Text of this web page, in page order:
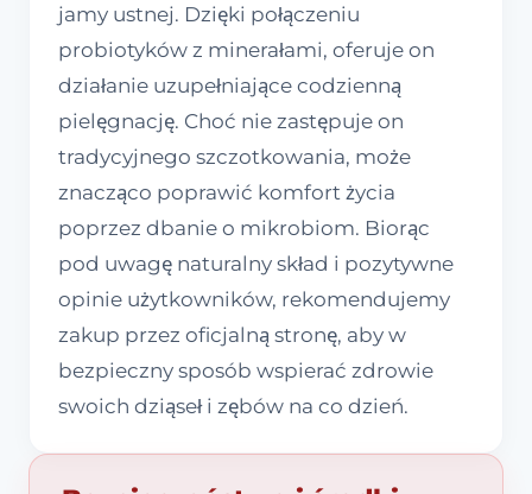
jamy ustnej. Dzięki połączeniu
probiotyków z minerałami, oferuje on
działanie uzupełniające codzienną
pielęgnację. Choć nie zastępuje on
tradycyjnego szczotkowania, może
znacząco poprawić komfort życia
poprzez dbanie o mikrobiom. Biorąc
pod uwagę naturalny skład i pozytywne
opinie użytkowników, rekomendujemy
zakup przez oficjalną stronę, aby w
bezpieczny sposób wspierać zdrowie
swoich dziąseł i zębów na co dzień.